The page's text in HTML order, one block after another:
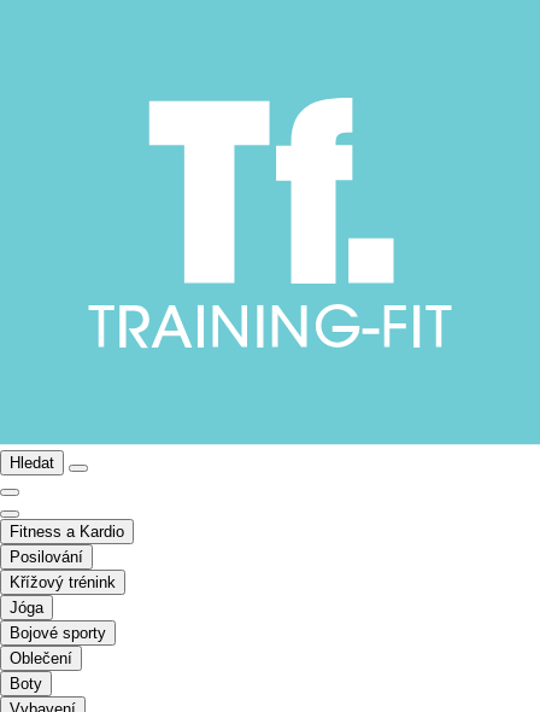
Hledat
Fitness a Kardio
Posilování
Křížový trénink
Jóga
Bojové sporty
Oblečení
Boty